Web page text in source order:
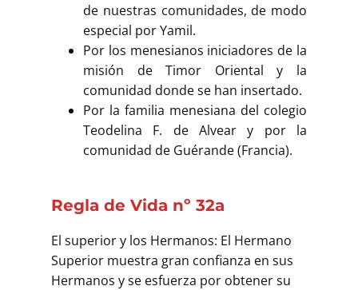
de nuestras comunidades, de modo
especial por Yamil.
Por los menesianos iniciadores de la
misión de Timor Oriental y la
comunidad donde se han insertado.
Por la familia menesiana del colegio
Teodelina F. de Alvear y por la
comunidad de Guérande (Francia).
Regla de Vida nº 32a
El superior y los Hermanos: El Hermano
Superior muestra gran confianza en sus
Hermanos y se esfuerza por obtener su